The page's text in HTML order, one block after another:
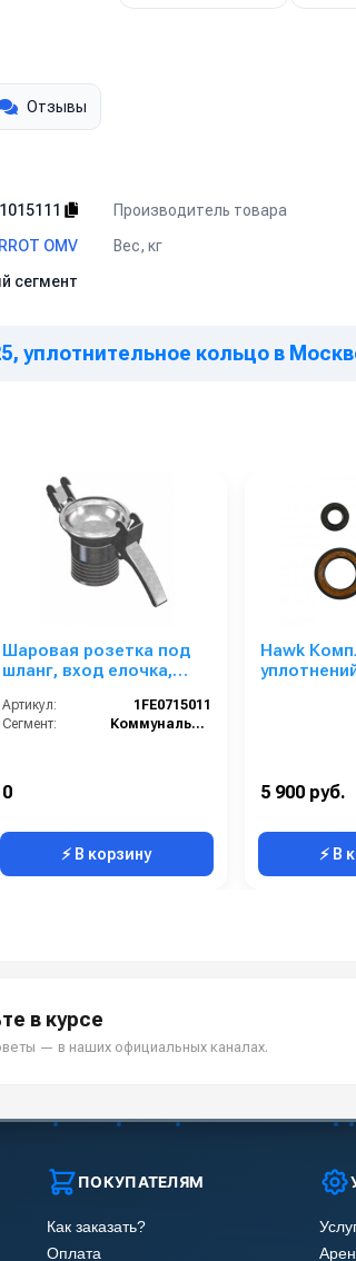
Отзывы
Производитель товара
OMV Вес, кг
сегмент
уплотнительное кольцо в
Шаровая розетка под
шланг, вход елочка,
уплотнительное кольцо
Артикул:
1FE0715011
Сегмент:
Коммунальный сегмент
0
⚡ В корзину
Hawk
5 900 руб.
⚡ В
в курсе
— в наших официальных каналах.
ПОКУПАТЕЛЯМ
Как заказать?
Оплата